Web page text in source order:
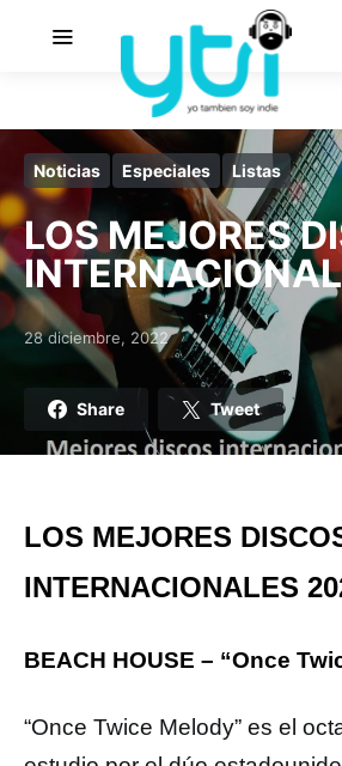
Noticias Especiales Listas
LOS MEJORES
Posted on
28 diciembre, 2022
Share Tweet
LOS MEJORES
INTERNACIONALES
BEACH HOUSE – “Once
“Once Twice Melody” es el